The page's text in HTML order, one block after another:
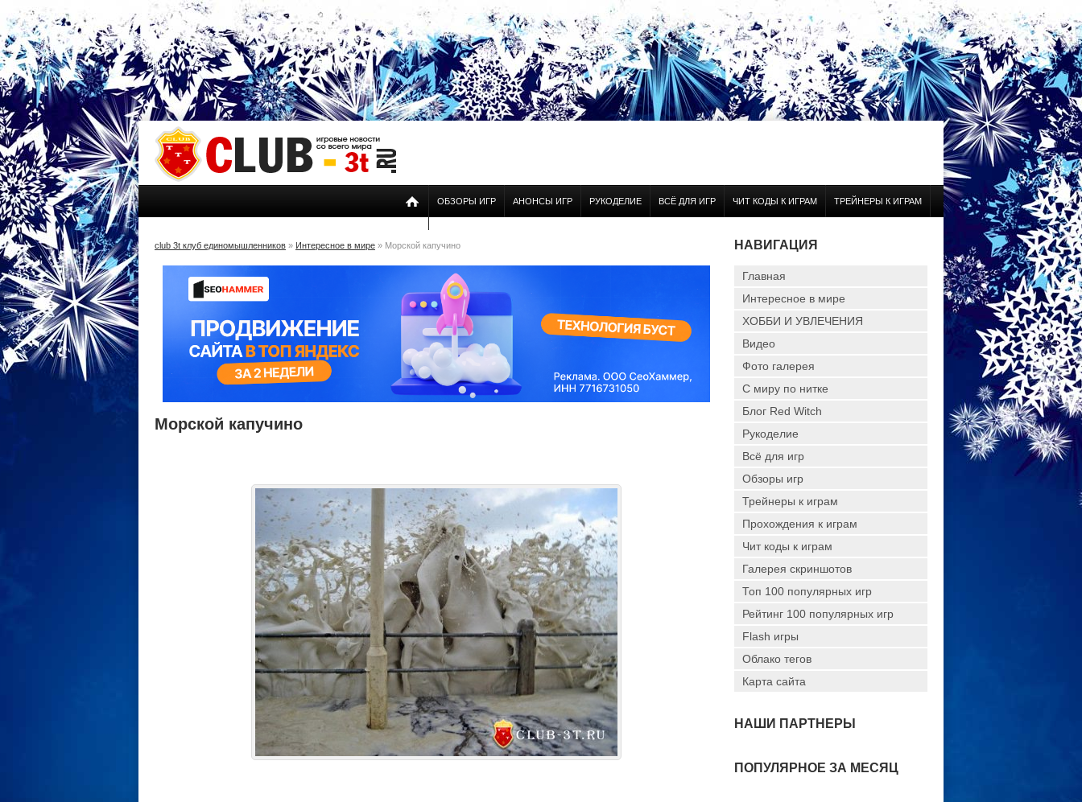
ОБЗОРЫ ИГР АНОНСЫ ИГР РУКОДЕЛИЕ ВСЁ ДЛЯ ИГР ЧИТ КОДЫ К ИГРАМ ТРЕЙНЕРЫ К ИГРАМ
club 3t клуб единомышленников » Интересное в мире » Морской капучино
Морской капучино
НАВИГАЦИЯ
Главная
Интересное в мире
ХОББИ И УВЛЕЧЕНИЯ
Видео
Фото галерея
С миру по нитке
Блог Red Witch
Рукоделие
Всё для игр
Обзоры игр
Трейнеры к играм
Прохождения к играм
Чит коды к играм
Галерея скриншотов
Топ 100 популярных игр
Рейтинг 100 популярных игр
Flash игры
Облако тегов
Карта сайта
НАШИ ПАРТНЕРЫ
ПОПУЛЯРНОЕ ЗА МЕСЯЦ